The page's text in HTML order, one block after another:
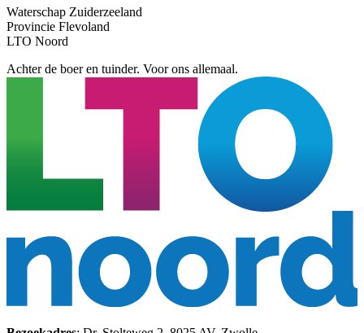
Waterschap Zuiderzeeland
Provincie Flevoland
LTO Noord
Achter de boer en tuinder. Voor ons allemaal.